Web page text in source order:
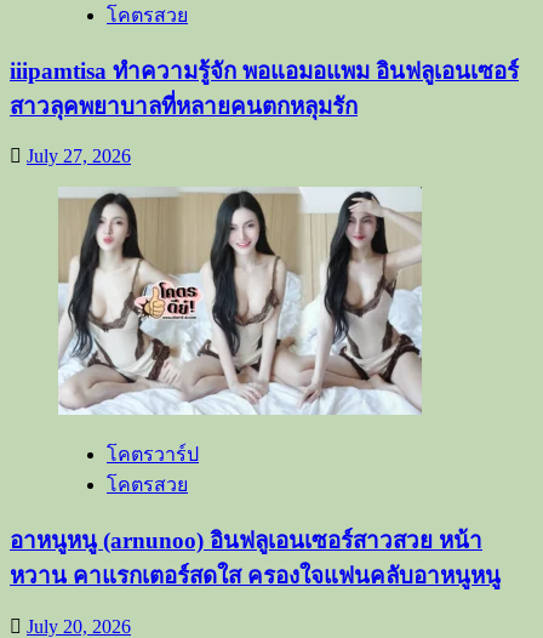
โคตรสวย
iiipamtisa ทำความรู้จัก พอแอมอแพม อินฟลูเอนเซอร์
สาวลุคพยาบาลที่หลายคนตกหลุมรัก
July 27, 2026
โคตรวาร์ป
โคตรสวย
อาหนูหนู (arnunoo) อินฟลูเอนเซอร์สาวสวย หน้า
หวาน คาแรกเตอร์สดใส ครองใจแฟนคลับอาหนูหนู
July 20, 2026